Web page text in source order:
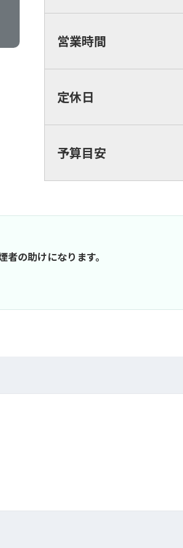
営業時間
定休日
予算目安
の助けになります。